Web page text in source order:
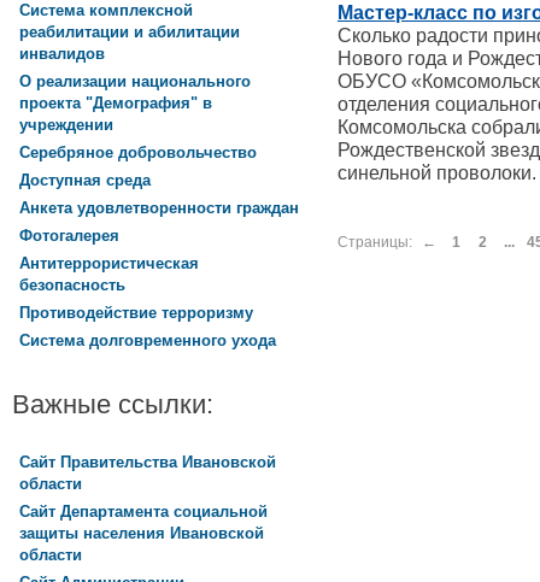
Мастер-класс по
Сколько радости
Нового года и
ОБУСО
отделения
Комсомольска
Рождественской
синельной проволоки.
Страницы: ← 1 2 ...
Система комплексной
реабилитации и абилитации
инвалидов
О реализации национального
проекта "Демография" в
учреждении
Серебряное добровольчество
Доступная среда
Анкета удовлетворенности граждан
Фотогалерея
Антитеррористическая
безопасность
Противодействие терроризму
Система долговременного ухода
Важные ссылки:
Сайт Правительства Ивановской
области
Сайт Департамента социальной
защиты населения Ивановской
области